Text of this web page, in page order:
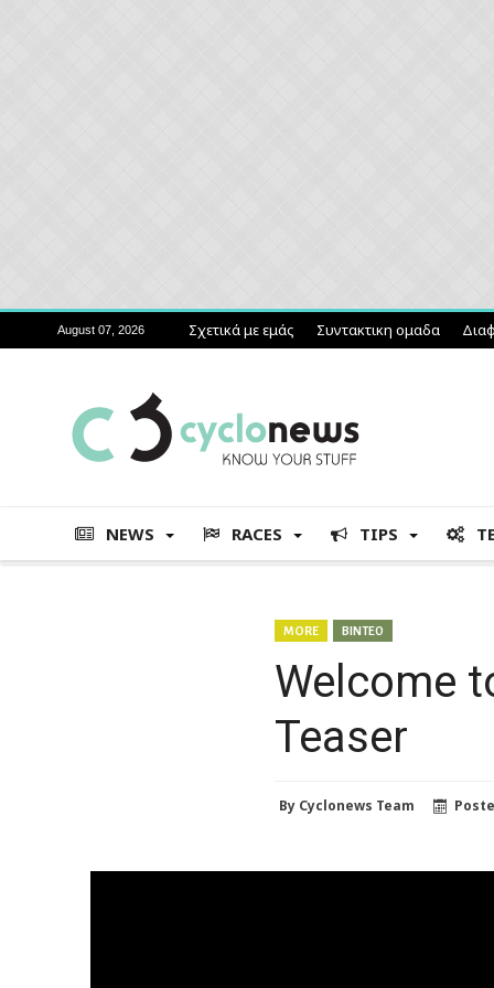
August 07, 2026 Σχετικά με εμάς Συντακτικη ομαδα
NEWS RACES TIPS
MORE ΒΙΝΤΕΟ
Welcome
Teaser
By Cyclonews Team